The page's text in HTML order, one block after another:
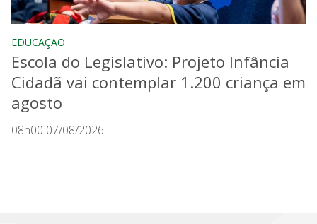
EDUCAÇÃO
Escola do Legislativo: Projeto Infância
Cidadã vai contemplar 1.200 criança em
agosto
08h00 07/08/2026